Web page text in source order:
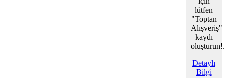
lütfen
"Toptan
Alışveriş"
kaydı
oluşturun!.
Detaylı
Bilgi